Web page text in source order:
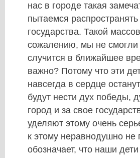
нас в городе такая
пытаемся
государства. Такой
сожалению, мы не смогли
случится в ближайшее
важно? Потому что эти
навсегда в сердце
будут нести дух победы,
город и за свое
уделяют этому очень
к этому неравнодушно не
обозначает, что наши